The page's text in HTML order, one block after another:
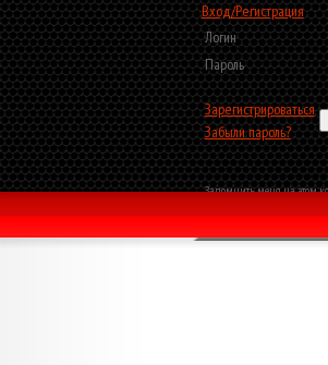
Вход/Регистрация
Логин
Пароль
Зарегистрироваться
Забыли пароль?
Запомнить меня на этом